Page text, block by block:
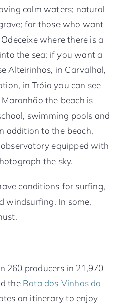
calm waters; natural
for those who want
where there is a
the sea; if you want a
Alteirinhos, in Carvalhal,
in Tróia you can see
the beach is
swimming pools and
addition to the beach,
equipped with
the sky.
conditions for surfing,
windsurfing. In some,
260 producers in 21,970
the Rota dos Vinhos do
an itinerary to enjoy